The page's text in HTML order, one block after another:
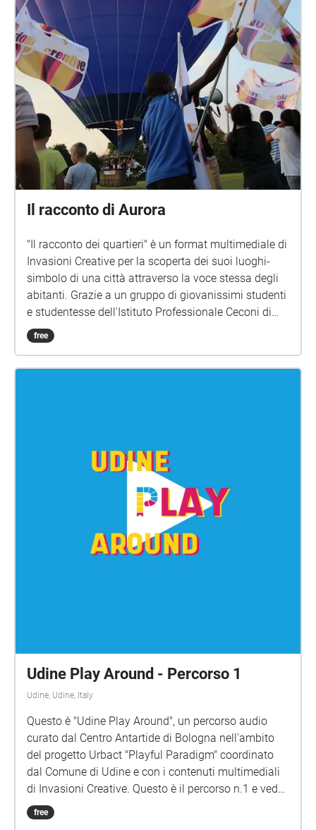
Il racconto di Aurora
"Il racconto dei quartieri" è un format multimediale di
Invasioni Creative per la scoperta dei suoi luoghi-
simbolo di una città attraverso la voce stessa degli
abitanti. Grazie a un gruppo di giovanissimi studenti
e studentesse dell'Istituto Professionale Ceconi di
Udine sono state raccolte le voci di abitanti di tutte le
età. Il risultato è una passeggiata sonora tramite
free
Udine Play Around - Percorso 1
Udine, Udine, Italy
Questo è "Udine Play Around", un percorso audio
curato dal Centro Antartide di Bologna nell'ambito
del progetto Urbact "Playful Paradigm" coordinato
dal Comune di Udine e con i contenuti multimediali
di Invasioni Creative. Questo è il percorso n.1 e vede
il racconto di tre luoghi-simbolo del quartiere: la
Stazione dei treni, Via Roma e il Giardino Pascoli
free